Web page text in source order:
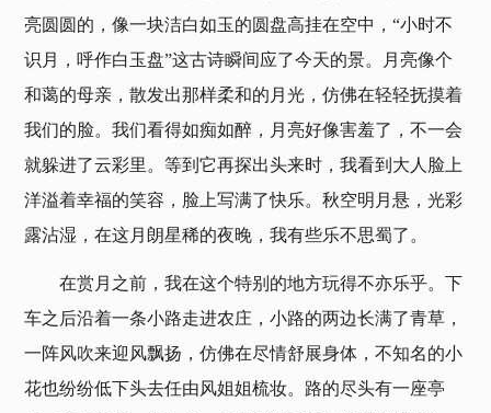
亮圆圆的，像一块洁白如玉的圆盘高挂在空中，“小时不
识月，呼作白玉盘”这古诗瞬间应了今天的景。月亮像个
和蔼的母亲，散发出那样柔和的月光，仿佛在轻轻抚摸着
我们的脸。我们看得如痴如醉，月亮好像害羞了，不一会
就躲进了云彩里。等到它再探出头来时，我看到大人脸上
洋溢着幸福的笑容，脸上写满了快乐。秋空明月悬，光彩
露沾湿，在这月朗星稀的夜晚，我有些乐不思蜀了。
在赏月之前，我在这个特别的地方玩得不亦乐乎。下
车之后沿着一条小路走进农庄，小路的两边长满了青草，
一阵风吹来迎风飘扬，仿佛在尽情舒展身体，不知名的小
花也纷纷低下头去任由风姐姐梳妆。路的尽头有一座亭